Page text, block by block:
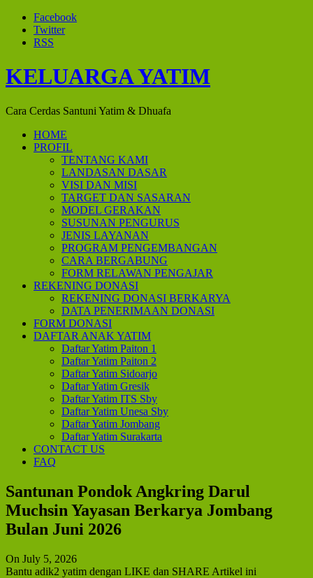
Facebook
Twitter
RSS
KELUARGA YATIM
Cara Cerdas Santuni Yatim & Dhuafa
HOME
PROFIL
TENTANG KAMI
LANDASAN DASAR
VISI DAN MISI
TARGET DAN SASARAN
MODEL GERAKAN
SUSUNAN PENGURUS
JENIS LAYANAN
PROGRAM PENGEMBANGAN
CARA BERGABUNG
FORM RELAWAN PENGAJAR
REKENING DONASI
REKENING DONASI BERKARYA
DATA PENERIMAAN DONASI
FORM DONASI
DAFTAR ANAK YATIM
Daftar Yatim Paiton 1
Daftar Yatim Paiton 2
Daftar Yatim Sidoarjo
Daftar Yatim Gresik
Daftar Yatim ITS Sby
Daftar Yatim Unesa Sby
Daftar Yatim Jombang
Daftar Yatim Surakarta
CONTACT US
FAQ
Santunan Pondok Angkring Darul
Muchsin Yayasan Berkarya Jombang
Bulan Juni 2026
On July 5, 2026
Bantu adik2 yatim dengan LIKE dan SHARE Artikel ini